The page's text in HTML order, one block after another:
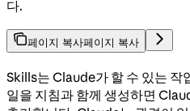
다.
페이지 복사페이지 복사
Skills는 Claude가 할 수 있는 작
일을 지침과 함께 생성하면